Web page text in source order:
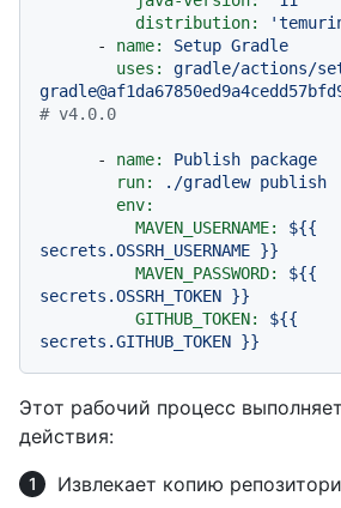
distribution:
-
name: Setup Gradle
uses:
gradle/actions/
# v4.0.0
- name: Publish package
run:
./gradlew publish
env:
MAVEN_USERNAME:
${{
secrets.OSSRH_USERNAME }}
MAVEN_PASSWORD:
${{
secrets.OSSRH_TOKEN }}
GITHUB_TOKEN:
${{
secrets.GITHUB_TOKEN }}
Этот рабочий процесс
действия:
Извлекает копию